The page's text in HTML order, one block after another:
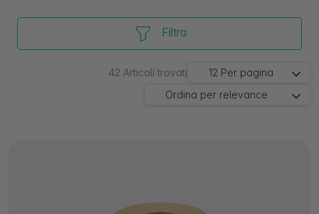
Filtra
42 Articoli trovati 12 Per pagina
Ordina per relevance